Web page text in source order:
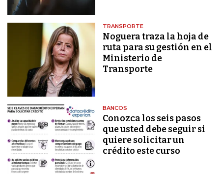
TRANSPORTE
Noguera traza la hoja de
ruta para su gestión en el
Ministerio de
Transporte
BANCOS
Conozca los seis pasos
que usted debe seguir si
quiere solicitar un
crédito este curso